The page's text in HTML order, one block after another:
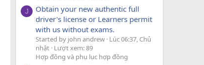
J
Obtain your new authentic full
driver's license or Learners permit
with us without exams.
Started by john andrew Lúc 06:37, Chủ
nhật Lượt xem: 89
Hợp đồng và phụ lục hợp đồng